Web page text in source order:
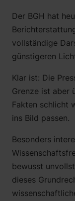
Der BGH hat
vollständige
günstigeren
Klar ist: Die
Grenze ist aber
Fakten schlicht
ins Bild passen.
Besonders
bewusst
dieses